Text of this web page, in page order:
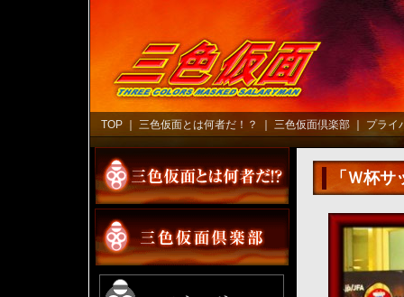
TOP 三色仮面とは何者だ！？ 三色仮面倶楽部 プライ
「Ｗ杯